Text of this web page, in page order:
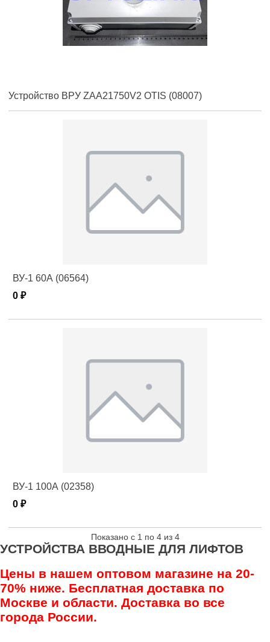
Устройство ВРУ ZAA21750V2 OTIS (08007)
ВУ-1 60А (06564)
0 ₽
ВУ-1 100А (02358)
0 ₽
Показано с 1 по 4 из 4
УСТРОЙСТВА ВВОДНЫЕ ДЛЯ ЛИФТОВ
Цены в нашем оптовом магазине на 20-
70% ниже. Бесплатная доставка по
Москве и области. Доставка во все
города России.